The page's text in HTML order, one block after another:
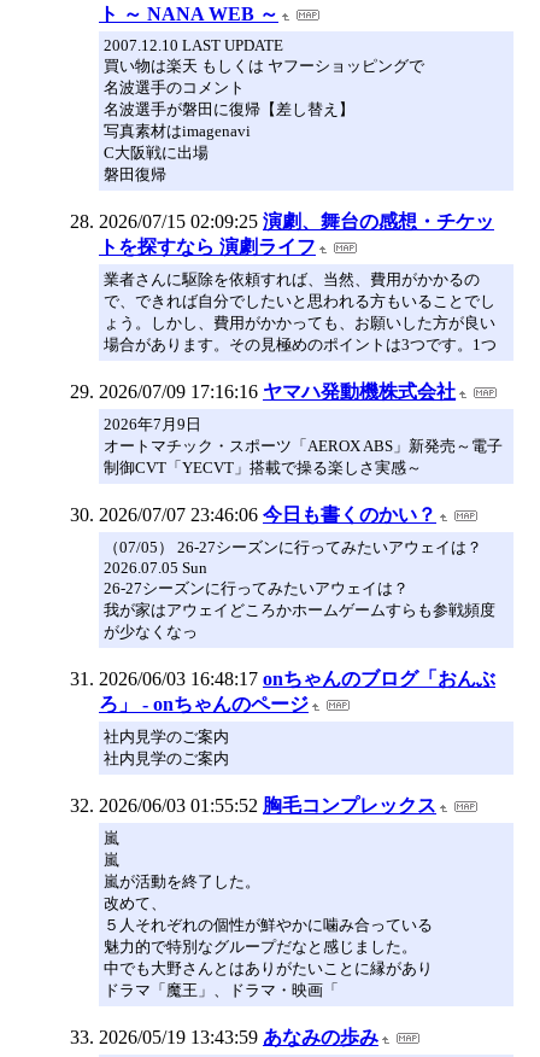
ト ～ NANA WEB ～
2007.12.10 LAST UPDATE
買い物は楽天 もしくは ヤフーショッピングで
名波選手のコメント
名波選手が磐田に復帰【差し替え】
写真素材はimagenavi
C大阪戦に出場
磐田復帰
2026/07/15 02:09:25 演劇、舞台の感想・チケッ
トを探すなら 演劇ライフ
業者さんに駆除を依頼すれば、当然、費用がかかるの
で、できれば自分でしたいと思われる方もいることでし
ょう。しかし、費用がかかっても、お願いした方が良い
場合があります。その見極めのポイントは3つです。1つ
2026/07/09 17:16:16 ヤマハ発動機株式会社
2026年7月9日
オートマチック・スポーツ「AEROX ABS」新発売～電子
制御CVT「YECVT」搭載で操る楽しさ実感～
2026/07/07 23:46:06 今日も書くのかい？
（07/05） 26-27シーズンに行ってみたいアウェイは？
2026.07.05 Sun
26-27シーズンに行ってみたいアウェイは？
我が家はアウェイどころかホームゲームすらも参戦頻度
が少なくなっ
2026/06/03 16:48:17 onちゃんのブログ「おんぶ
ろ」 - onちゃんのページ
社内見学のご案内
社内見学のご案内
2026/06/03 01:55:52 胸毛コンプレックス
嵐
嵐
嵐が活動を終了した。
改めて、
５人それぞれの個性が鮮やかに噛み合っている
魅力的で特別なグループだなと感じました。
中でも大野さんとはありがたいことに縁があり
ドラマ「魔王」、ドラマ・映画「
2026/05/19 13:43:59 あなみの歩み